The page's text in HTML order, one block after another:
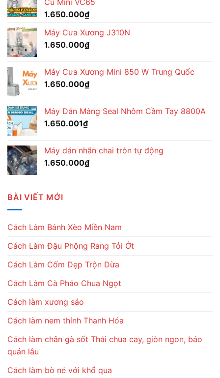
Củ Mini VC65
1.650.000₫
Máy Cưa Xương J310N
1.650.000₫
Máy Cưa Xương Mini 850 W Trung Quốc
1.650.000₫
Máy Dán Màng Seal Nhôm Cầm Tay 8800A
1.650.001₫
Máy dán nhãn chai tròn tự động
1.650.000₫
BÀI VIẾT MỚI
Cách Làm Bánh Xèo Miền Nam
Cách Làm Đậu Phộng Rang Tỏi Ớt
Cách Làm Cốm Dẹp Trộn Dừa
Cách Làm Cà Pháo Chua Ngọt
Cách làm xương sáo
Cách làm nem thính Thanh Hóa
Cách làm chân gà sốt Thái chua cay, giòn ngon, bảo
quản lâu
Cách làm bò né với khổ qua